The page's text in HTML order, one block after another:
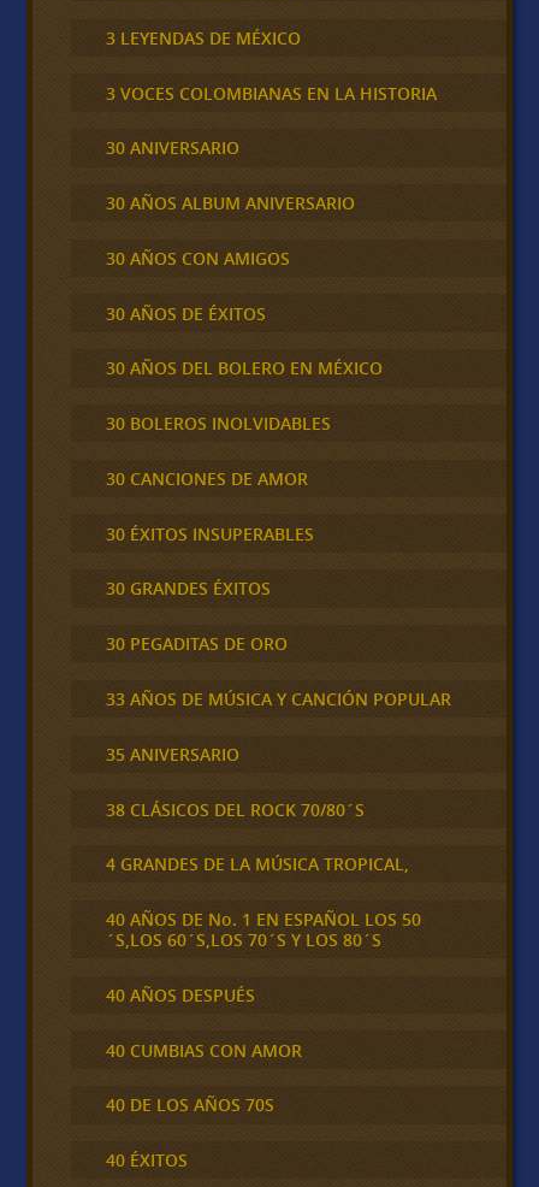
3 LEYENDAS DE MÉXICO
3 VOCES COLOMBIANAS EN LA HISTORIA
30 ANIVERSARIO
30 AÑOS ALBUM ANIVERSARIO
30 AÑOS CON AMIGOS
30 AÑOS DE ÉXITOS
30 AÑOS DEL BOLERO EN MÉXICO
30 BOLEROS INOLVIDABLES
30 CANCIONES DE AMOR
30 ÉXITOS INSUPERABLES
30 GRANDES ÉXITOS
30 PEGADITAS DE ORO
33 AÑOS DE MÚSICA Y CANCIÓN POPULAR
35 ANIVERSARIO
38 CLÁSICOS DEL ROCK 70/80´S
4 GRANDES DE LA MÚSICA TROPICAL,
40 AÑOS DE No. 1 EN ESPAÑOL LOS 50
´S,LOS 60´S,LOS 70´S Y LOS 80´S
40 AÑOS DESPUÉS
40 CUMBIAS CON AMOR
40 DE LOS AÑOS 70S
40 ÉXITOS